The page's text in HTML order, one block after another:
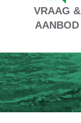
VRAAG &
AANBOD